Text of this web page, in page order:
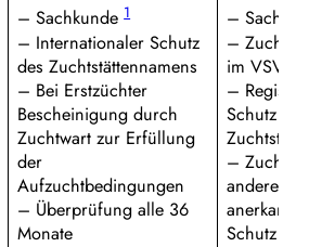
– Sachkunde1
– Internationaler Schutz
des Zuchtstättennamens
– Bei Erstzüchter
Bescheinigung durch
Zuchtwart zur Erfüllung
der
Aufzuchtbedingungen
– Überprüfung alle 36
Monate
–
–
im VSVR
–
Schutz des
–
anderer
Schutz